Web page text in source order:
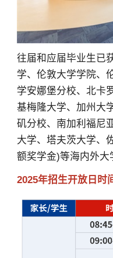
往届和应届毕业生已
学、伦敦大学学院、
学安娜堡分校、北卡
基梅隆大学、加州大
矶分校、南加利福尼
大学、塔夫茨大学、
额奖学金)等海内外大
2025年招生开放日时